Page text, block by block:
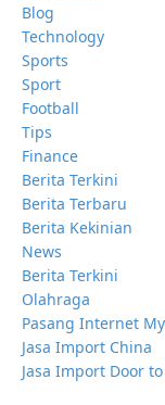
Blog
Technology
Sports
Sport
Football
Tips
Finance
Berita Terkini
Berita Terbaru
Berita Kekinian
News
Berita Terkini
Olahraga
Pasang Internet
Jasa Import China
Jasa Import Door